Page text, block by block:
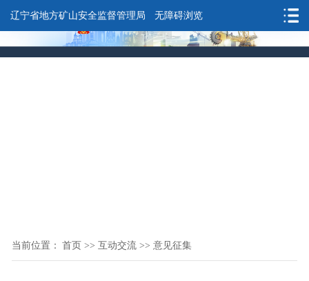
辽宁省地方矿山安全监督管理局 无障碍浏览
当前位置： 首页 >>互动交流 >>意见征集